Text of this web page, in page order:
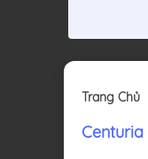
Trang Chủ
Centuria